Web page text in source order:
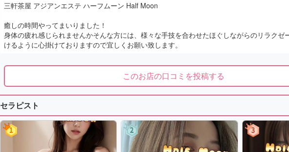
三軒茶屋 アジアンエステ ハーフムーン Half Moon
癒しの時間やってまいりました！
身体の疲れ感じられませんかそんな方には、様々な手技を合わせたほぐしながらのリラクゼ
けるように心掛けておりますので宜しくお願い致します。
このお店の口コミを投稿する
セラピスト